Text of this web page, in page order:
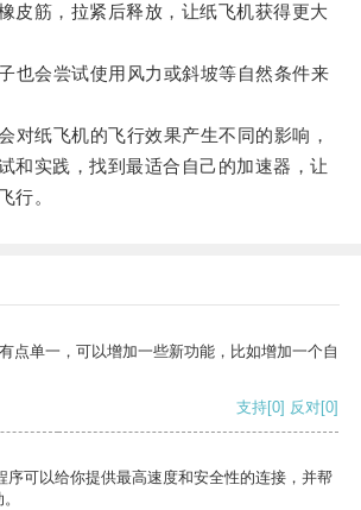
皮筋，拉紧后释放，让纸飞机获得更大
会尝试使用风力或斜坡等自然条件来
纸飞机的飞行效果产生不同的影响，
和实践，找到最适合自己的加速器，让
行。
点单一，可以增加一些新功能，比如增加一个自
支持[0] 反对[0]
序可以给你提供最高速度和安全性的连接，并帮